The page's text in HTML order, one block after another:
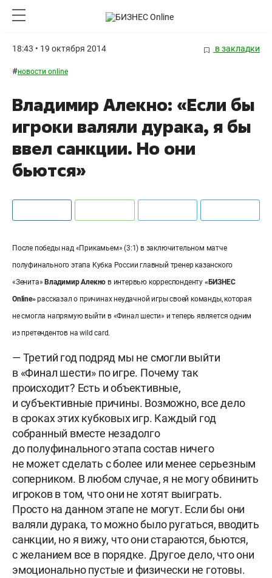
18:43 • 19 октября 2014 в закладки
#новости online
Владимир Алекно: «Если бы
игроки валяли дурака, я бы
ввел санкции. Но они
бьются»
После победы над «Прикамьем» (3:1) в заключительном матче
полуфинального этапа Кубка России главный тренер казанского
«Зенита» Владимир Алекно в интервью корреспонденту «БИЗНЕС
Online»рассказал о причинах неудачной игры своей команды, которая
не смогла напрямую выйти в «Финал шести» и теперь является одним
из претендентов на wild card.
— Третий год подряд мы не смогли выйти
в «Финал шести» по игре. Почему так
происходит? Есть и объективные,
и субъективные причины. Возможно, все дело
в сроках этих кубковых игр. Каждый год
собранный вместе незадолго
до полуфинального этапа состав ничего
не может сделать с более или менее серьезным
соперником. В любом случае, я не могу обвинить
игроков в том, что они не хотят выиграть.
Просто на данном этапе не могут. Если бы они
валяли дурака, то можно было ругаться, вводить
санкции, но я вижу, что они стараются, бьются,
с желанием все в порядке. Другое дело, что они
эмоционально пустые и физически не готовы.